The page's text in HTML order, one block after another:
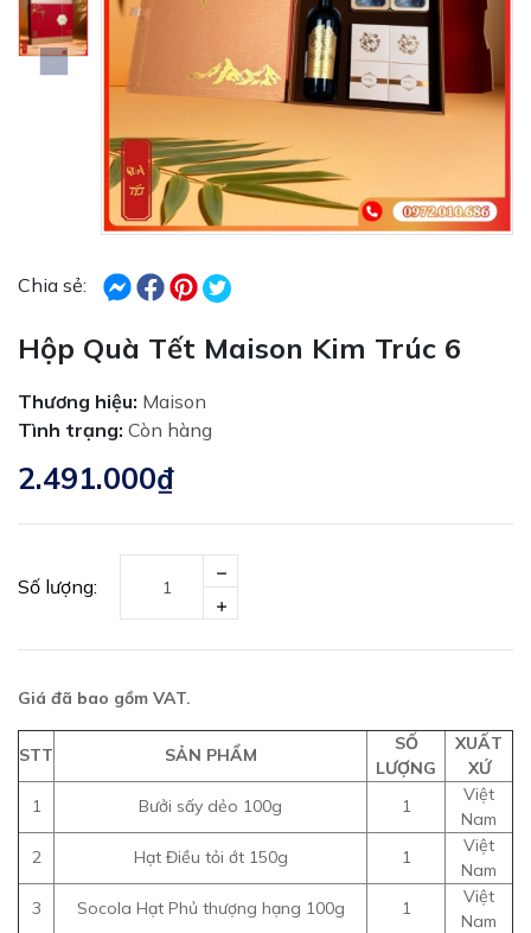
Chia sẻ:
Hộp Quà Tết Maison Kim Trúc 6
Thương hiệu: Maison
Tình trạng: Còn hàng
2.491.000₫
Số lượng:
Giá đã bao gồm VAT.
STT SẢN PHẨM
SỐ
LƯỢNG
XUẤT
XỨ
1
Bưởi sấy dẻo 100g 1
Việt
Nam
2
Hạt Điều tỏi ớt 150g 1
Việt
Nam
3
Socola Hạt Phủ thượng hạng 100g 1
Việt
Nam